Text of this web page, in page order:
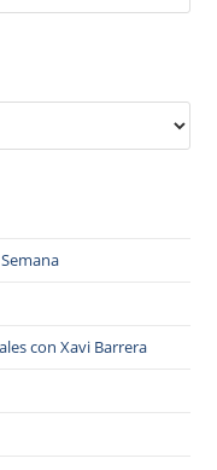
con Xavi Barrera